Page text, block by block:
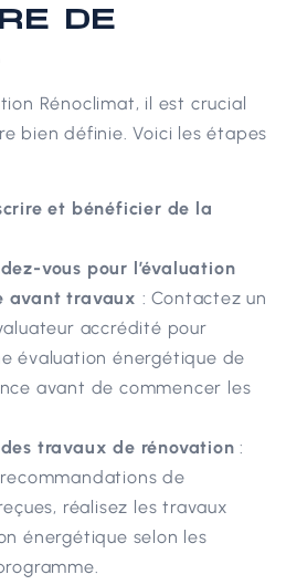
DE
Rénoclimat, il est crucial
bien définie. Voici les étapes
et bénéficier de la
vous pour l’évaluation
avant travaux : Contactez un
accrédité pour
évaluation énergétique de
avant de commencer les
travaux de rénovation :
de
réalisez les travaux
énergétique selon les